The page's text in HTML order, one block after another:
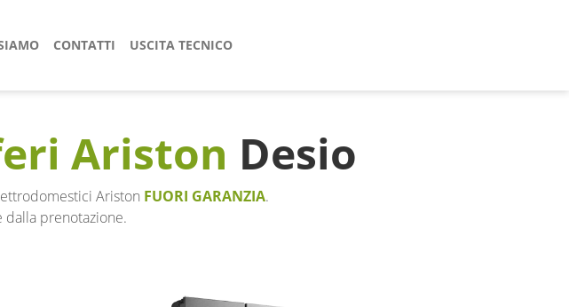
CONTATTI USCITA TECNICO
Ariston Desio
Ariston FUORI GARANZIA.
prenotazione.